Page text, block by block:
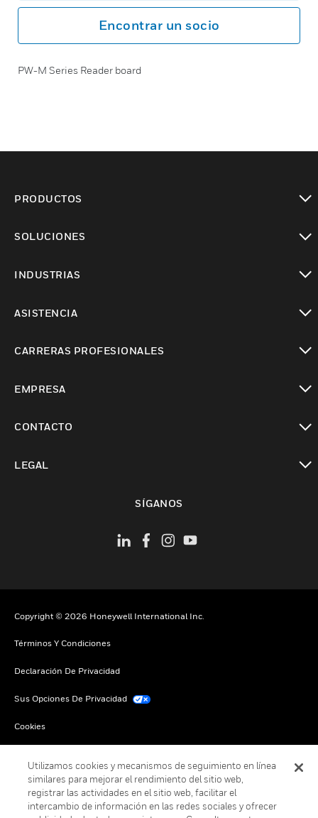
Encontrar un socio
PW-M Series Reader board
PRODUCTOS
SOLUCIONES
INDUSTRIAS
ASISTENCIA
CARRERAS PROFESIONALES
EMPRESA
CONTACTO
LEGAL
SÍGANOS
Copyright © 2026 Honeywell International Inc.
Términos Y Condiciones
Declaración De Privacidad
Sus Opciones De Privacidad
Cookies
Utilizamos cookies y mecanismos de seguimiento en línea
similares para mejorar el rendimiento del sitio web,
registrar las actividades en el sitio web, facilitar el
intercambio de información en las redes sociales y ofrecer